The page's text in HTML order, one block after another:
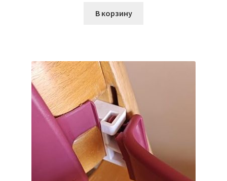
В корзину